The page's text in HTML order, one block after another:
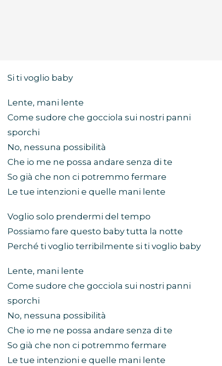
Si ti voglio baby
Lente, mani lente
Come sudore che gocciola sui nostri panni
sporchi
No, nessuna possibilità
Che io me ne possa andare senza di te
So già che non ci potremmo fermare
Le tue intenzioni e quelle mani lente
Voglio solo prendermi del tempo
Possiamo fare questo baby tutta la notte
Perché ti voglio terribilmente si ti voglio baby
Lente, mani lente
Come sudore che gocciola sui nostri panni
sporchi
No, nessuna possibilità
Che io me ne possa andare senza di te
So già che non ci potremmo fermare
Le tue intenzioni e quelle mani lente